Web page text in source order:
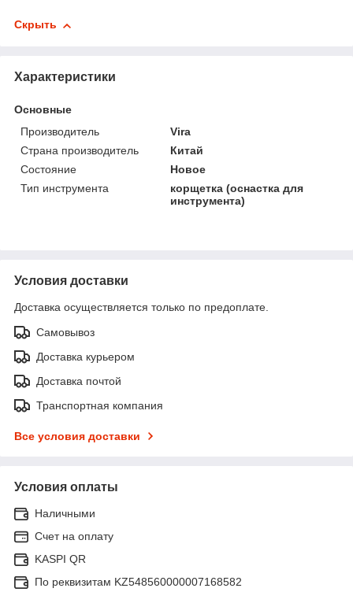
Скрыть
Характеристики
Основные
Производитель
Vira
Страна производитель
Китай
Состояние
Новое
Тип инструмента
корщетка (оснастка для
инструмента)
Условия доставки
Доставка осуществляется только по предоплате.
Самовывоз
Доставка курьером
Доставка почтой
Транспортная компания
Все условия доставки
Условия оплаты
Наличными
Счет на оплату
KASPI QR
По реквизитам KZ548560000007168582